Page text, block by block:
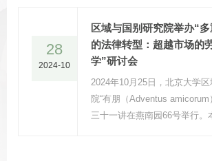
持人。
28
2024-10
区域与国别研究院举办“
的法律转型：超越市场的
学”研讨会
2024年10月25日，北京大学
院“有朋（Adventus amicorum
三十一讲在燕南园66号举行。